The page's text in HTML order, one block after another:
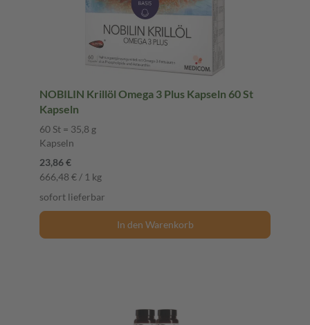
NOBILIN Krillöl Omega 3 Plus Kapseln 60 St
Kapseln
60 St = 35,8 g
Kapseln
23,86 €
666,48 € / 1 kg
sofort lieferbar
In den Warenkorb